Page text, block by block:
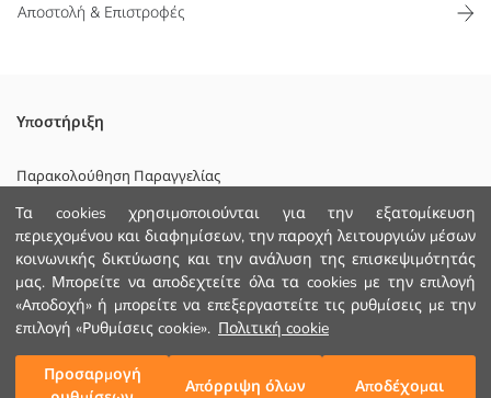
Τα cookies χρησιμοποιούνται για την εξατομίκευση
περιεχομένου και διαφημίσεων, την παροχή λειτουργιών μέσων
κοινωνικής δικτύωσης και την ανάλυση της επισκεψιμότητάς
μας. Μπορείτε να αποδεχτείτε όλα τα cookies με την επιλογή
«Αποδοχή» ή μπορείτε να επεξεργαστείτε τις ρυθμίσεις με την
επιλογή «Ρυθμίσεις cookie». Πολιτική cookie
Προσαρμογή
Απόρριψη όλων Αποδέχομαι
Προσθήκη στο καλάθι
Αποστολή & Επιστροφές
Γιακάς που στέκεται όρθιος, φουσκωτό καπιτονέ γιλέκο για άνδρες,
είναι αμάνικο και έχει κλείσιμο με φερμουάρ μπροστά Διαθέτει
Κυριο Υφασμα:
Πληρωση:
Φοδρα:
Χώρα προέλευσης:
Υπο-μάρκα:
Υποστήριξη
Παρακολούθηση Παραγγελίας
Φόρμα Επικοινωνίας
+30 2102201080
ΒΟΗΘΕΙΑ
Συχνές Ερωτήσεις (FAQ)